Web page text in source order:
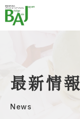
最新情報
News